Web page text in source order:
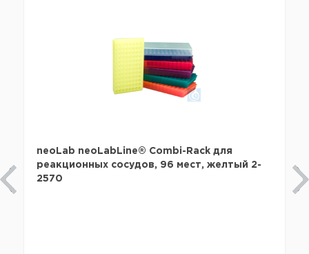
neoLab neoLabLine® Combi-Rack для
реакционных сосудов, 96 мест, желтый 2-
2570